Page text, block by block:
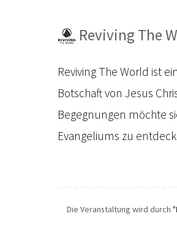
Reviving The
Reviving The World ist
Botschaft von Jesus
Begegnungen möchte
Evangeliums zu
Die Veranstaltung wird durch